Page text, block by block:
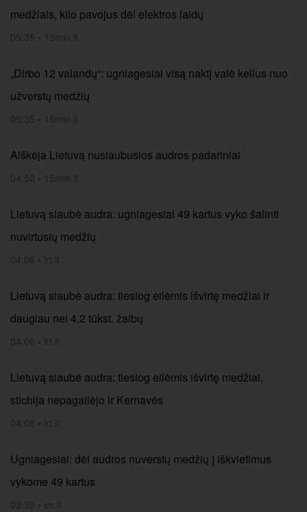
medžiais, kilo pavojus dėl elektros laidų
05:35 • 15min.lt
„Dirbo 12 valandų“: ugniagesiai visą naktį valė kelius nuo
užverstų medžių
05:35 • 15min.lt
Aiškėja Lietuvą nusiaubusios audros padariniai
04:50 • 15min.lt
Lietuvą siaubė audra: ugniagesiai 49 kartus vyko šalinti
nuvirtusių medžių
04:06 • lrt.lt
Lietuvą siaubė audra: tiesiog eilėmis išvirtę medžiai ir
daugiau nei 4,2 tūkst. žaibų
04:06 • lrt.lt
Lietuvą siaubė audra: tiesiog eilėmis išvirtę medžiai,
stichija nepagailėjo ir Kernavės
04:06 • lrt.lt
Ugniagesiai: dėl audros nuverstų medžių į iškvietimus
vykome 49 kartus
03:59 • ve.lt